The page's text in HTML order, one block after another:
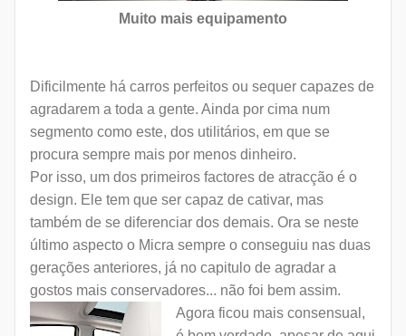
Muito mais equipamento
Dificilmente há carros perfeitos ou sequer capazes de
agradarem a toda a gente. Ainda por cima num
segmento como este, dos utilitários, em que se
procura sempre mais por menos dinheiro.
Por isso, um dos primeiros factores de atracção é o
design. Ele tem que ser capaz de cativar, mas
também de se diferenciar dos demais. Ora se neste
último aspecto o Micra sempre o conseguiu nas duas
gerações anteriores, já no capitulo de agradar a
gostos mais conservadores... não foi bem assim.
Agora ficou mais consensual,